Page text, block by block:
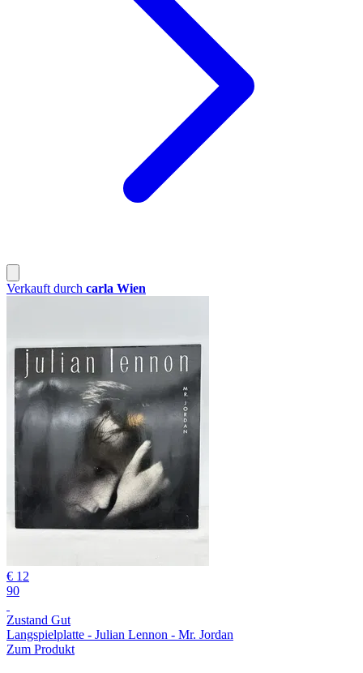
Verkauft durch carla Wien
€ 12
90
Zustand Gut
Langspielplatte - Julian Lennon - Mr. Jordan
Zum Produkt